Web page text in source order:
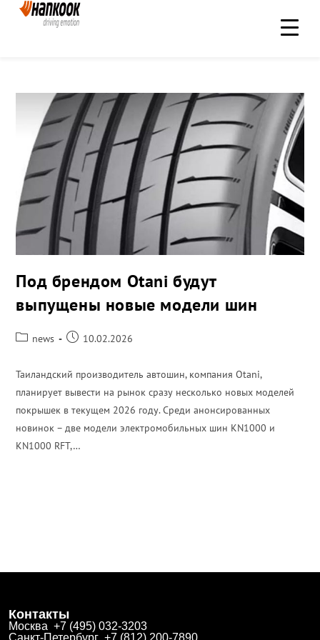
Под брендом Otani будут
выпущены новые модели шин
news 10.02.2026
Таиландский производитель автошин, компания Otani,
планирует вывести на рынок сразу несколько новых моделей
покрышек в текущем 2026 году. Среди анонсированных
новинок – две модели электромобильных шин KN1000 и
KN1000 RFT,…
Контакты
Москва +7 (495) 032-3203